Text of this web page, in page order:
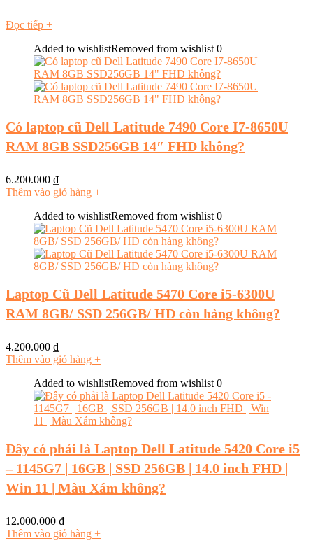
Đọc tiếp +
Added to wishlistRemoved from wishlist 0
Có laptop cũ Dell Latitude 7490 Core I7-8650U
RAM 8GB SSD256GB 14″ FHD không?
6.200.000 ₫
Thêm vào giỏ hàng +
Added to wishlistRemoved from wishlist 0
Laptop Cũ Dell Latitude 5470 Core i5-6300U
RAM 8GB/ SSD 256GB/ HD còn hàng không?
4.200.000 ₫
Thêm vào giỏ hàng +
Added to wishlistRemoved from wishlist 0
Đây có phải là Laptop Dell Latitude 5420 Core i5
– 1145G7 | 16GB | SSD 256GB | 14.0 inch FHD |
Win 11 | Màu Xám không?
12.000.000 ₫
Thêm vào giỏ hàng +